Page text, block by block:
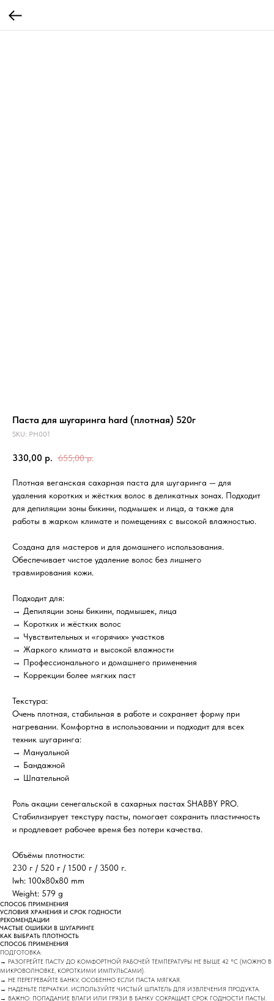
Паста для шугаринга hard (плотная) 520г
SKU: PH001
330,00 р. 655,00 р.
Плотная веганская сахарная паста для шугаринга — для
удаления коротких и жёстких волос в деликатных зонах. Подходит
для депиляции зоны бикини, подмышек и лица, а также для
работы в жарком климате и помещениях с высокой влажностью.
Создана для мастеров и для домашнего использования.
Обеспечивает чистое удаление волос без лишнего
травмирования кожи.
Подходит для:
→ Депиляции зоны бикини, подмышек, лица
→ Коротких и жёстких волос
→ Чувствительных и «горячих» участков
→ Жаркого климата и высокой влажности
→ Профессионального и домашнего применения
→ Коррекции более мягких паст
Текстура:
Очень плотная, стабильная в работе и сохраняет форму при
нагревании. Комфортна в использовании и подходит для всех
техник шугаринга:
→ Мануальной
→ Бандажной
→ Шпательной
Роль акации сенегальской в сахарных пастах SHABBY PRO.
Стабилизирует текстуру пасты, помогает сохранить пластичность
и продлевает рабочее время без потери качества.
Объёмы плотности:
230 г / 520 г / 1500 г / 3500 г.
lwh: 100x80x80 mm
Weight: 579 g
СПОСОБ ПРИМЕНЕНИЯ
УСЛОВИЯ ХРАНЕНИЯ И СРОК ГОДНОСТИ
РЕКОМЕНДАЦИИ
ЧАСТЫЕ ОШИБКИ В ШУГАРИНГЕ
КАК ВЫБРАТЬ ПЛОТНОСТЬ
СПОСОБ ПРИМЕНЕНИЯ
ПОДГОТОВКА:
→ РАЗОГРЕЙТЕ ПАСТУ ДО КОМФОРТНОЙ РАБОЧЕЙ ТЕМПЕРАТУРЫ НЕ ВЫШЕ 42 °C (МОЖНО В
МИКРОВОЛНОВКЕ, КОРОТКИМИ ИМПУЛЬСАМИ).
→ НЕ ПЕРЕГРЕВАЙТЕ БАНКУ, ОСОБЕННО ЕСЛИ ПАСТА МЯГКАЯ.
→ НАДЕНЬТЕ ПЕРЧАТКИ. ИСПОЛЬЗУЙТЕ ЧИСТЫЙ ШПАТЕЛЬ ДЛЯ ИЗВЛЕЧЕНИЯ ПРОДУКТА.
→ ВАЖНО: ПОПАДАНИЕ ВЛАГИ ИЛИ ГРЯЗИ В БАНКУ СОКРАЩАЕТ СРОК ГОДНОСТИ ПАСТЫ.